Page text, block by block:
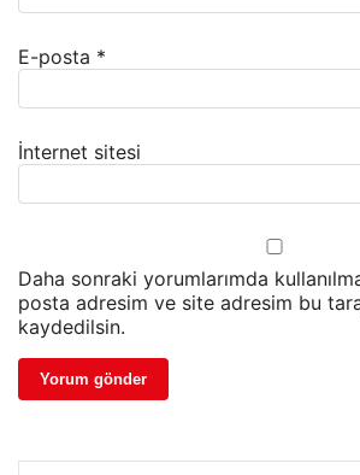
E-posta *
İnternet sitesi
Daha sonraki yorumlarımda
posta adresim ve site adresim bu
kaydedilsin.